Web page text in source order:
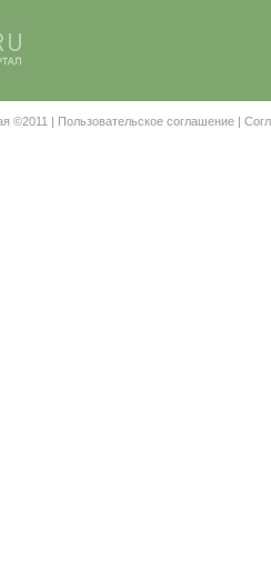
©2011 | Пользовательское соглашение |